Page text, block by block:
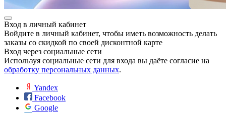
Вход в личный кабинет
Войдите в личный кабинет, чтобы иметь возможность делать
заказы со скидкой по своей дисконтной карте
Вход через социальные сети
Используя социальные сети для входа вы даёте согласие на
обработку персональных данных.
Yandex
Facebook
Google